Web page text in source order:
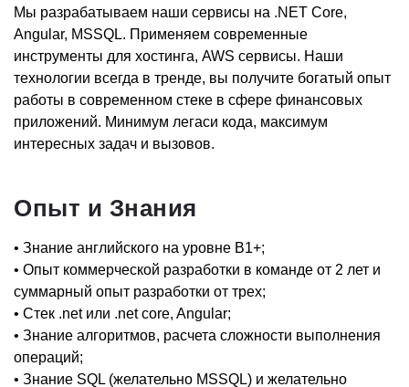
Мы разрабатываем наши сервисы на .NET Core,
Angular, MSSQL. Применяем современные
инструменты для хостинга, AWS сервисы. Наши
технологии всегда в тренде, вы получите богатый опыт
работы в современном стеке в сфере финансовых
приложений. Минимум легаси кода, максимум
интересных задач и вызовов.
Опыт и Знания
• Знание английского на уровне B1+;
• Опыт коммерческой разработки в команде от 2 лет и
суммарный опыт разработки от трех;
• Стек .net или .net core, Angular;
• Знание алгоритмов, расчета сложности выполнения
операций;
• Знание SQL (желательно MSSQL) и желательно